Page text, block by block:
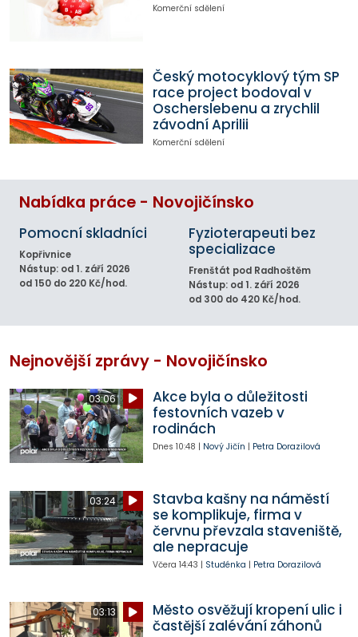
Komerční sdělení
Český motocyklový tým SP
race project bodoval v
Oscherslebenu a zrychlil
závodní Aprilii
Komerční sdělení
Nabídka práce - Novojičínsko
Pomocní skladníci
Kopřivnice
Nástup: od 1. září 2026
od 150 do 220 Kč/hod.
Fyzioterapeuti bez
specializace
Frenštát pod Radhoštěm
Nástup: od 1. září 2026
od 300 do 420 Kč/hod.
Nejnovější zprávy - Novojičínsko
03:06
Akce byla o důležitosti
festovních vazeb v
rodinách
Dnes 10:48 | Nový Jičín | Petra Dorazilová
03:24
Stavba kašny na náměstí
se komplikuje, firma v
červnu převzala staveniště,
ale nepracuje
Včera 14:43 | Studénka | Petra Dorazilová
03:13
Město osvěžují kropení ulic i
častější zalévání záhonů